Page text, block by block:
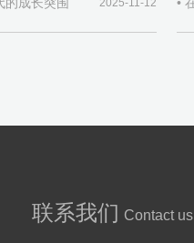
2025-11-12
联系我们 Contact us